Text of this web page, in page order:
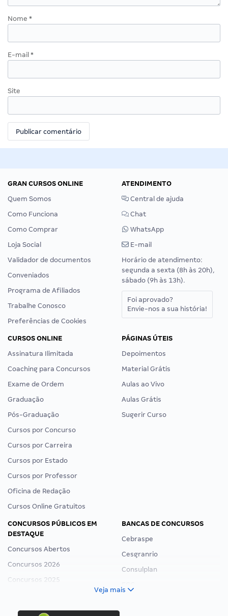
Nome *
E-mail *
Site
GRAN CURSOS ONLINE
Quem Somos
Como Funciona
Como Comprar
Loja Social
Validador de documentos
Conveniados
Programa de Afiliados
Trabalhe Conosco
Preferências de Cookies
ATENDIMENTO
Central de ajuda
Chat
WhatsApp
E-mail
Horário de atendimento:
segunda a sexta (8h às 20h),
sábado (9h às 13h).
Foi aprovado?
Envie-nos a sua história!
CURSOS ONLINE
Assinatura Ilimitada
Coaching para Concursos
Exame de Ordem
Graduação
Pós-Graduação
Cursos por Concurso
Cursos por Carreira
Cursos por Estado
Cursos por Professor
Oficina de Redação
Cursos Online Gratuitos
PÁGINAS ÚTEIS
Depoimentos
Material Grátis
Aulas ao Vivo
Aulas Grátis
Sugerir Curso
CONCURSOS PÚBLICOS EM
DESTAQUE
Concursos Abertos
Concursos 2026
Concursos 2025
Concurso Ibama
BANCAS DE CONCURSOS
Cebraspe
Cesgranrio
Consulplan
Veja mais